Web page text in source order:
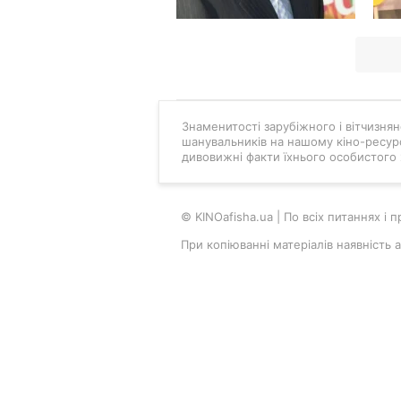
Знаменитості зарубіжного і
шанувальників на нашому кіно-
дивовижні факти їхнього особистого
© KINOafisha.ua | По всіх питаннях і
При копіюванні матеріалів